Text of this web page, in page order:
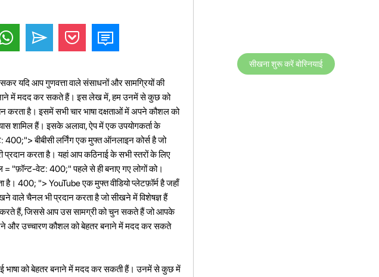
यदि आप गुणवत्ता वाले संसाधनों और सामग्रियों की
में मदद कर सकते हैं। इस लेख में, हम उनमें से कुछ को
है। इसमें सभी चार भाषा दक्षताओं में अपने कौशल को
शामिल हैं। इसके अलावा, ऐप में एक उपयोगकर्ता के
बीबीसी लर्निंग एक मुफ्त ऑनलाइन कोर्स है जो
प्रदान करता है। यहां आप कठिनाई के सभी स्तरों के लिए
= "फ़ॉन्ट-वेट: 400;" पहले से ही बनाए गए लोगों को।
400; "> YouTube एक मुफ्त वीडियो प्लेटफ़ॉर्म है जहाँ
वाले चैनल भी प्रदान करता है जो सीखने में विशेषज्ञ हैं
करते हैं, जिससे आप उस सामग्री को चुन सकते हैं जो आपके
और उच्चारण कौशल को बेहतर बनाने में मदद कर सकते
भाषा को बेहतर बनाने में मदद कर सकती हैं। उनमें से कुछ में
सीखना शुरू करें बोस्नियाई